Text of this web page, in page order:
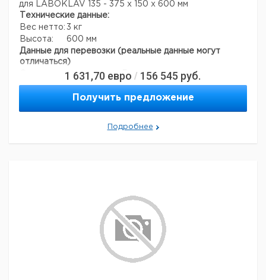
для LABOKLAV 135 - 375 х 150 х 600 мм
Технические данные:
Вес нетто: 3 кг
Высота:
600 мм
Данные для перевозки (реальные данные могут
отличаться)
Страна происхождения:Германия
Вес брутто:
5 кг
1 631,70 евро / 156 545 руб.
Получить предложение
Подробнее